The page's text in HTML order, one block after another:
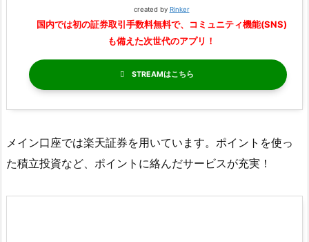
created by Rinker
国内では初の証券取引手数料無料で、コミュニティ機能(SNS)
も備えた次世代のアプリ！
STREAM
メイン口座では楽天証券を用いています。ポイントを使っ
た積立投資など、ポイントに絡んだサービスが充実！